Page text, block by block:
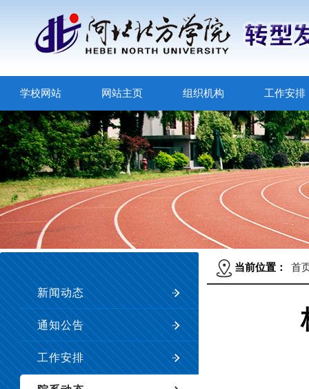
学校网站 网站主页 组织机构 工作安排
新闻动态
通知公告
工作安排
当前位置： 首